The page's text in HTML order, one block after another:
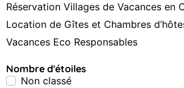
Réservation Villages de Vacances en
Location de Gîtes et Chambres
Vacances Eco Responsables
Nombre d'étoiles
Non classé